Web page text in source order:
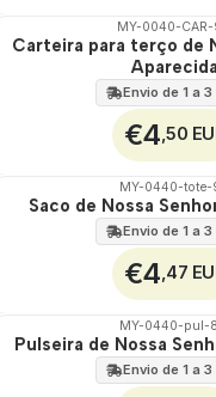
🇵🇹
MY-0040-CAR-
Carteira para terço de
Aparecida
Envio de 1 a
€4 ,50
🇵🇹
MY-0440-tote-
Saco de Nossa
Envio de 1 a
€4 ,47
🇵🇹
MY-0440-pul-
Pulseira de Nossa
Envio de 1 a